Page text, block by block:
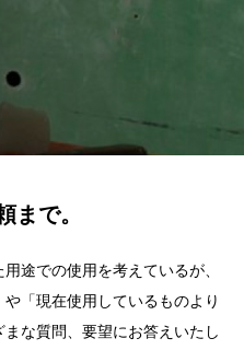
で。
途での使用を考えているが、
「現在使用しているものより
な質問、要望にお答えいたし